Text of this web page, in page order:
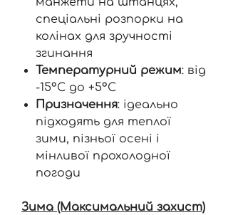
спеціальні розпорки на
колінах для зручності
згинання
Температурний режим: від
-15°C до +5°C
Призначення: ідеально
підходять для теплої
зими, пізньої осені і
мінливої прохолодної
погоди
Зима (Максимальний захист)